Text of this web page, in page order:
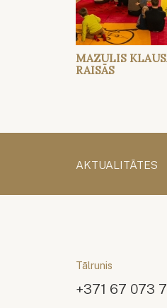
MAZULIS
RAISĀS
AKTUALITĀTES
Tālrunis
+371 67 073